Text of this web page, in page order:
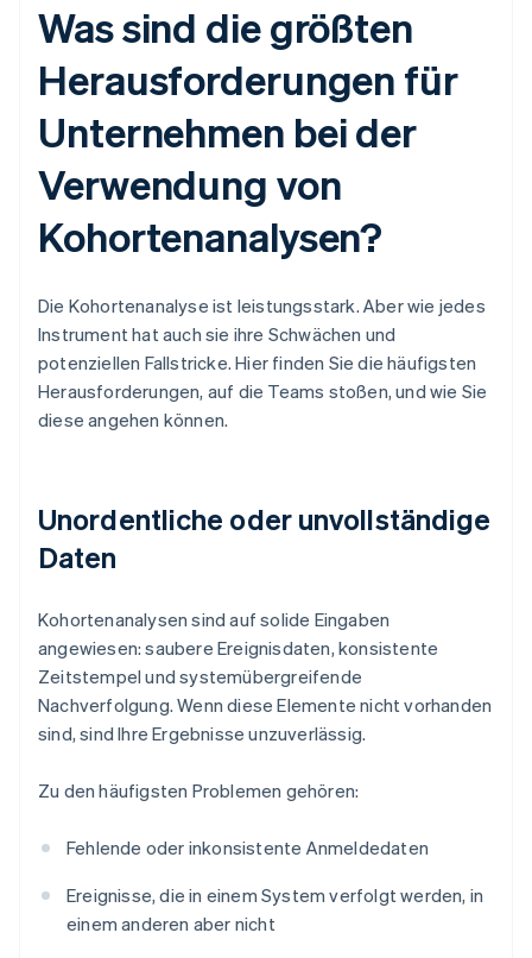
Was sind die größten
Herausforderungen für
Unternehmen bei der
Verwendung von
Kohortenanalysen?
Die Kohortenanalyse ist leistungsstark. Aber wie jedes
Instrument hat auch sie ihre Schwächen und
potenziellen Fallstricke. Hier finden Sie die häufigsten
Herausforderungen, auf die Teams stoßen, und wie Sie
diese angehen können.
Unordentliche oder unvollständige
Daten
Kohortenanalysen sind auf solide Eingaben
angewiesen: saubere Ereignisdaten, konsistente
Zeitstempel und systemübergreifende
Nachverfolgung. Wenn diese Elemente nicht vorhanden
sind, sind Ihre Ergebnisse unzuverlässig.
Zu den häufigsten Problemen gehören:
Fehlende oder inkonsistente Anmeldedaten
Ereignisse, die in einem System verfolgt werden, in
einem anderen aber nicht